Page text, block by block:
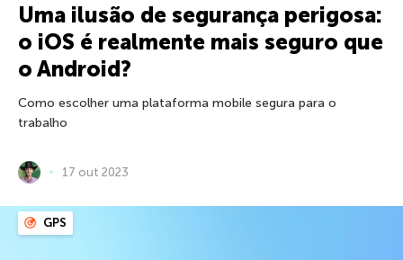
Uma ilusão de segurança perigosa:
o iOS é realmente mais seguro que
o Android?
Como escolher uma plataforma mobile segura para o
trabalho
17 out 2023
GPS